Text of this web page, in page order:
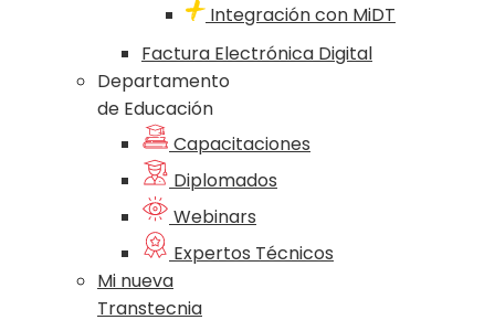
Integración con MiDT
Factura Electrónica Digital
Departamento
de Educación
Capacitaciones
Diplomados
Webinars
Expertos Técnicos
Mi nueva
Transtecnia